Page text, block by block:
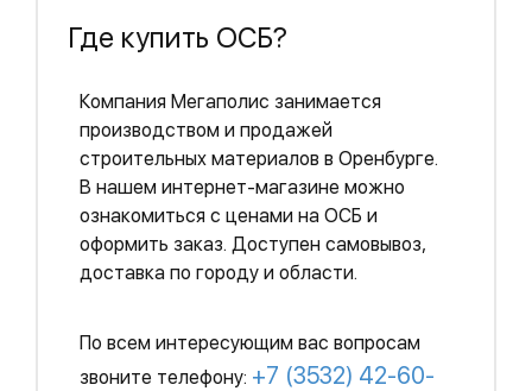
Где купить ОСБ?
Компания Мегаполис занимается
производством и продажей
строительных материалов в Оренбурге.
В нашем интернет-магазине можно
ознакомиться с ценами на ОСБ и
оформить заказ. Доступен самовывоз,
доставка по городу и области.
По всем интересующим вас вопросам
звоните телефону: +7 (3532) 42-60-